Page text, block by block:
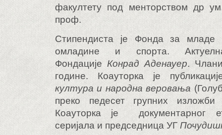
факултету под менторством др
проф.
Стипендиста је Фонда за младе
омладине и спорта.
ФондацијеКонрад Аденауер.
године. Коауторка је
култура и народна веровања
преко педесет групних
Коауторка је документарног
серијала и председница УГ